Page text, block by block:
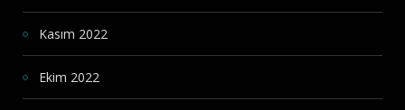
Kasım 2022
Ekim 2022